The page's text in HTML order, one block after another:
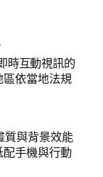
時互動視訊的
依當地法規
質與背景效能
手機與行動